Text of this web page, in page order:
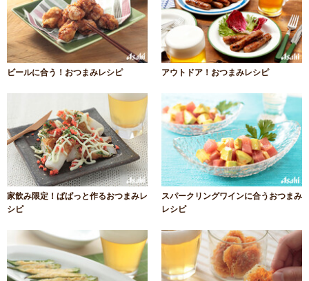
ビールに合う！おつまみレシピ アウトドア！おつまみレシピ
家飲み限定！ぱぱっと作るおつまみレ
シピ
スパークリングワインに合うおつまみ
レシピ